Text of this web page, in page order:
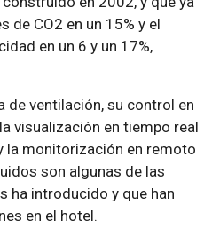
de CO2 en un 15% y el
en un 6 y un 17%,
de ventilación, su control en
visualización en tiempo real
la monitorización en remoto
son algunas de las
ha introducido y que han
en el hotel.